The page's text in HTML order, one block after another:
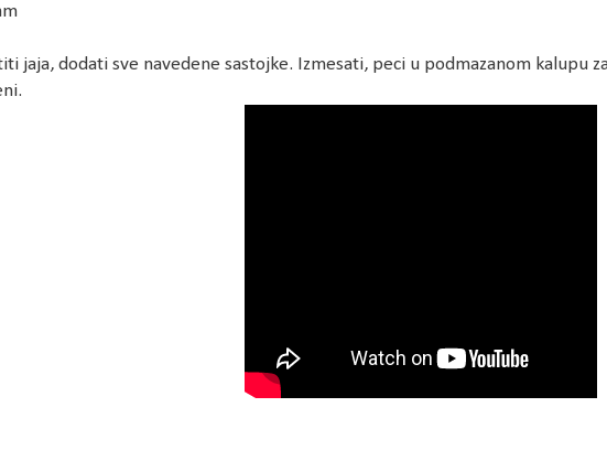
jaja, dodati sve navedene sastojke. Izmesati, peci u podmazanom kalupu